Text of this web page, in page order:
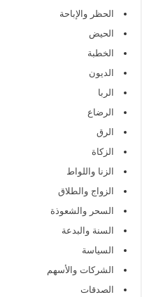
الحظر والإباحة
الحيض
الخطبة
الديون
الربا
الرضاع
الرق
الزكاة
الزنا واللواط
الزواج والطلاق
السحر والشعوذة
السنة والبدعة
السياسة
الشركات والأسهم
الصدقات